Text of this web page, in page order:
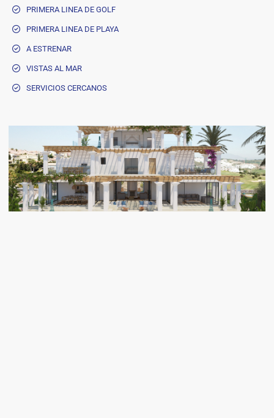
PRIMERA LINEA DE GOLF
PRIMERA LINEA DE PLAYA
A ESTRENAR
VISTAS AL MAR
SERVICIOS CERCANOS